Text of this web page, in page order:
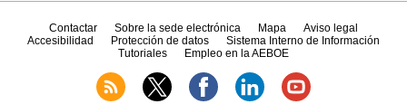
Contactar Sobre la sede electrónica Mapa
Aviso legal
Accesibilidad
Protección de datos
Sistema Interno de Información
Tutoriales
Empleo en la AEBOE